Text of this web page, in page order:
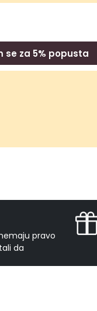
se za 5% popusta
pravo
da